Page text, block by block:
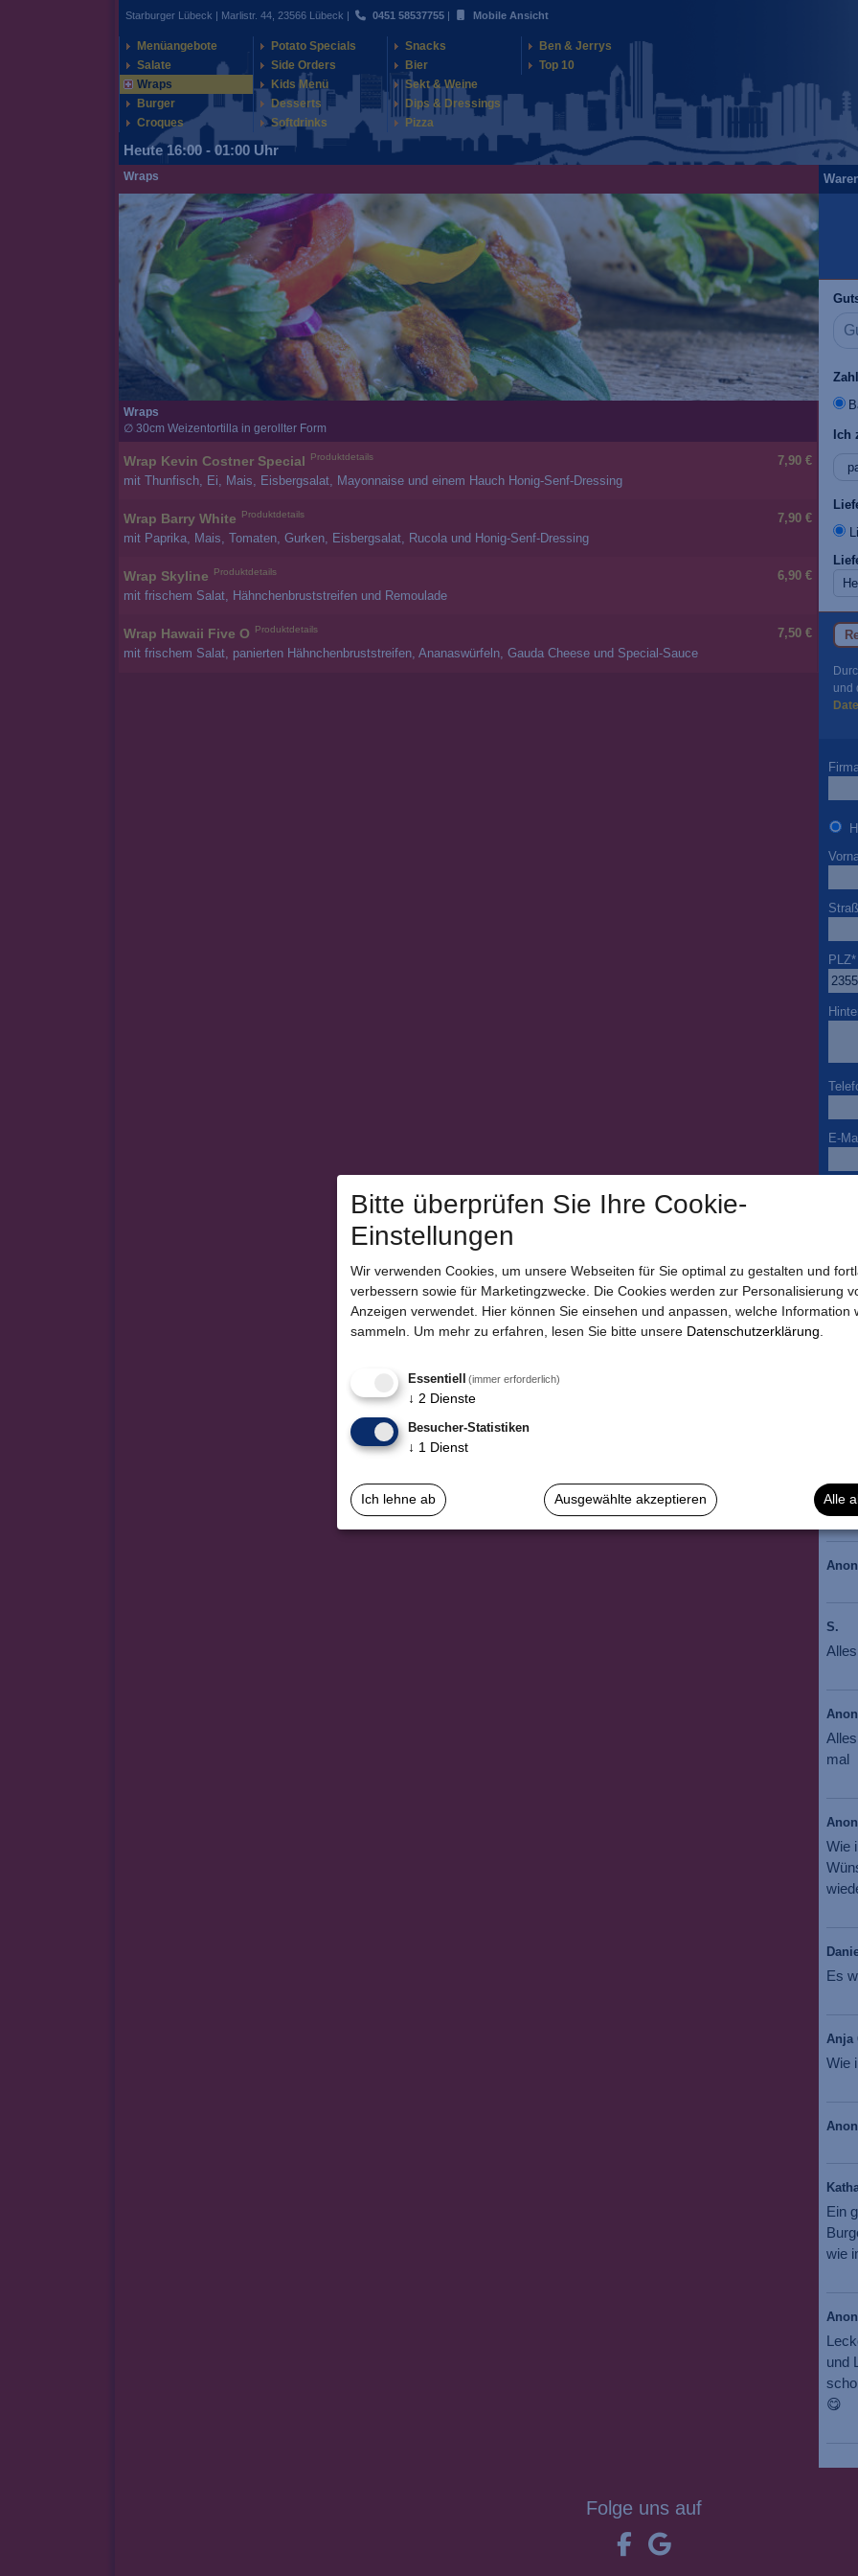
Starburger Lübeck | Marlistr. 44, 23566 Lübeck | 0451 58537755 | Mobile Ansicht
Menüangebote
Salate
Wraps
Burger
Croques
Potato Specials
Side Orders
Kids Menü
Desserts
Softdrinks
Snacks
Bier
Sekt & Weine
Dips & Dressings
Pizza
Ben & Jerrys
Top 10
Heute 16:00 - 01:00 Uhr
Wraps
Wraps
∅ 30cm Weizentortilla in gerollter Form
Wrap Kevin Costner Special Produktdetails
mit Thunfisch, Ei, Mais, Eisbergsalat, Mayonnaise und einem Hauch Honig-Senf-Dressing
7,90 €
Wrap Barry White Produktdetails
mit Paprika, Mais, Tomaten, Gurken, Eisbergsalat, Rucola und Honig-Senf-Dressing
7,90 €
Wrap Skyline Produktdetails
mit frischem Salat, Hähnchenbruststreifen und Remoulade
6,90 €
Wrap Hawaii Five O Produktdetails
mit frischem Salat, panierten Hähnchenbruststreifen, Ananaswürfeln, Gauda Cheese und Special-Sauce
7,50 €
Ich
und
PLZ*
E-
Ja
per
*
Wie
BIS
S.
mal
Wie
Es
Anja
Wie
Ein
wie
und
😋
Folge uns auf
Bitte überprüfen Sie Ihre Cookie-
Einstellungen
Wir verwenden Cookies, um unsere Webseiten für Sie optimal zu gestalten und
verbessern sowie für Marketingzwecke. Die Cookies werden zur Personalisierung
Anzeigen verwendet. Hier können Sie einsehen und anpassen, welche Information
sammeln.
Um mehr zu erfahren, lesen Sie bitte unsere Datenschutzerklärung
Essentiell (immer erforderlich)
↓ 2 Dienste
Besucher-Statistiken
↓ 1 Dienst
Ich lehne ab Ausgewählte akzeptieren Alle